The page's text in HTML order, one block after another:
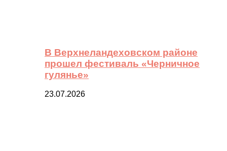
В Верхнеландеховском районе
прошел фестиваль «Черничное
гулянье»
23.07.2026